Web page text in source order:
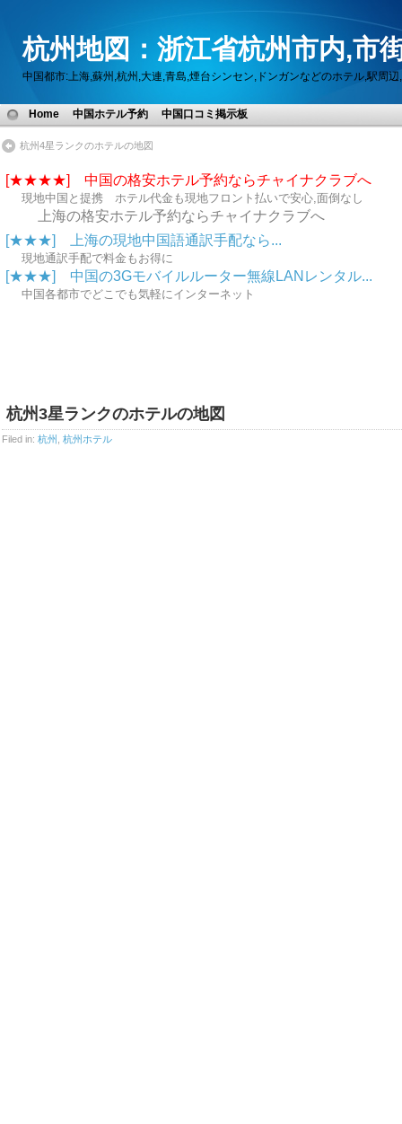
杭州地図：浙江省杭州市内,市
中国都市:上海,蘇州,杭州,大連,青島,煙台シンセン,ドンガンなどのホテル,駅周
Home 中国ホテル予約 中国口コミ掲示板
杭州4星ランクのホテルの地図
[★★★★] 中国の格安ホテル予約ならチャイナクラブへ
現地中国と提携 ホテル代金も現地フロント払いで安心,面倒なし
上海の格安ホテル予約ならチャイナクラブへ
[★★★] 上海の現地中国語通訳手配なら...
現地通訳手配で料金もお得に
[★★★] 中国の3Gモバイルルーター無線LANレンタル...
中国各都市でどこでも気軽にインターネット
杭州3星ランクのホテルの地図
Filed in: 杭州 杭州ホテル